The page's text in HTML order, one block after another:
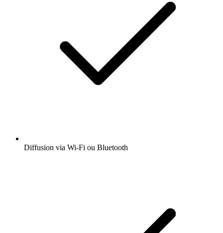
Diffusion via Wi-Fi ou Bluetooth